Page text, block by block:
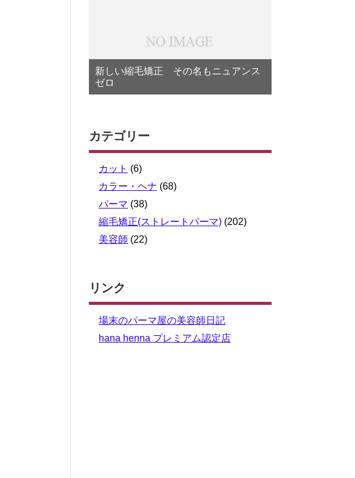
新しい縮毛矯正 その名もニュアンス
ゼロ
カテゴリー
カット (6)
カラー・ヘナ (68)
パーマ (38)
縮毛矯正(ストレートパーマ) (202)
美容師 (22)
リンク
場末のパーマ屋の美容師日記
hana henna プレミアム認定店